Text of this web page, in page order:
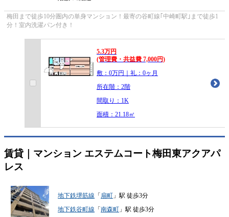
梅田まで徒歩10分圏内の単身マンション！最寄の谷町線｢中崎町駅｣まで徒歩1
分！室内洗濯パン付き！
5.3万円
(管理費・共益費 7,000円)
敷：0万円｜礼：0ヶ月
所在階：2階
間取り：1K
面積：21.18㎡
賃貸｜マンション エステムコート梅田東アクアパ
レス
地下鉄堺筋線 「扇町 」駅 徒歩3分
地下鉄谷町線 「南森町 」駅 徒歩3分